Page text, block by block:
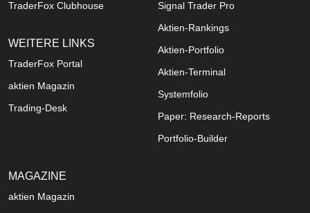
TraderFox Clubhouse
WEITERE LINKS
TraderFox Portal
aktien Magazin
Trading-Desk
Signal Trader Pro
Aktien-Rankings
Aktien-Portfolio
Aktien-Terminal
Systemfolio
Paper: Research-Reports
Portfolio-Builder
MAGAZINE
aktien Magazin